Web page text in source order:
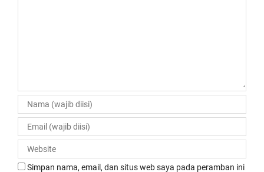
Simpan nama, email, dan situs web saya pada peramban ini